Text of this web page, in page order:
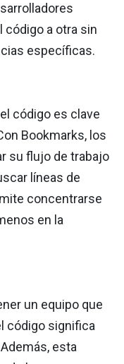
código a otra sin
específicas.
código es clave
Bookmarks, los
su flujo de trabajo
líneas de
concentrarse
en la
un equipo que
código significa
esta